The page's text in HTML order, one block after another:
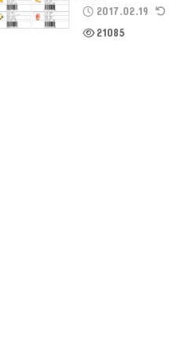
2017.02.19
21085